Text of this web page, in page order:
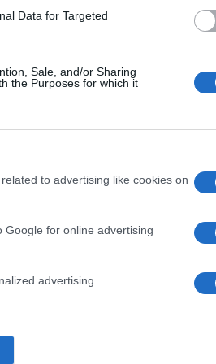
Data for Targeted
Sale, and/or Sharing
the Purposes for which it
to advertising like cookies on
Google for online advertising
advertising.
2000 /2000
ΦΩΤΙΑ